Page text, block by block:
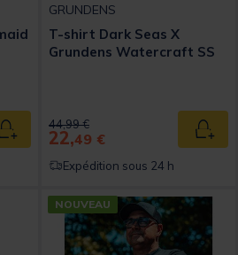
Ajouter au panier
GRUNDENS
T-shirt Dark Seas X
Grundens Watercraft SS
Price reduced from
44,99 €to
22,49 €
Expédition sous 24 h
NOUVEAU